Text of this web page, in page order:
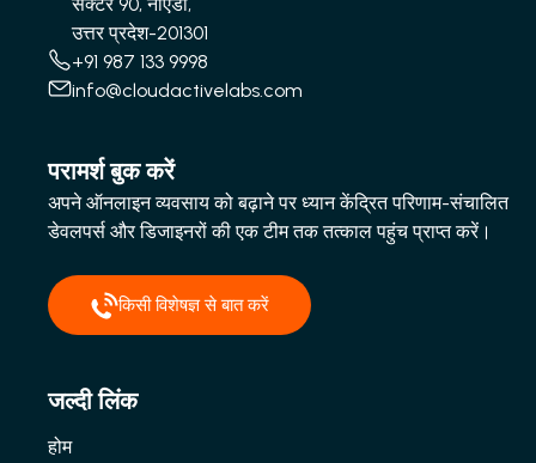
उत्तर प्रदेश-201301
+91 987 133 9998
info@cloudactivelabs.com
परामर्श बुक करें
अपने ऑनलाइन व्यवसाय को बढ़ाने पर ध्यान केंद्रित परिणाम-संचालित
डेवलपर्स और डिजाइनरों की एक टीम तक तत्काल पहुंच प्राप्त करें।
किसी विशेषज्ञ से बात करें
जल्दी लिंक
होम